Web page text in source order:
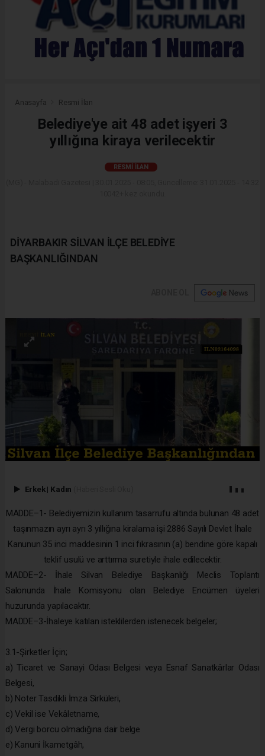
Anasayfa Resmi İlan
Belediye'ye ait 48 adet işyeri 3
yıllığına kiraya verilecektir
RESMI İLAN
DİYARBAKIR SİLVAN İLÇE BELEDİYE
BAŞKANLIĞINDAN
Erkek | Kadın
MADDE–1- Belediyemizin kullanım tasarrufu altında bulunan 48 adet
taşınmazın ayrı ayrı 3 yıllığına kiralama işi 2886 Sayılı Devlet İhale
Kanunun 35 inci maddesinin 1 inci fıkrasının (a) bendine göre kapalı
teklif usulü ve arttırma suretiyle ihale edilecektir.
MADDE–2- İhale Silvan Belediye Başkanlığı Meclis Toplantı
Salonunda İhale Komisyonu olan Belediye Encümen üyeleri
huzurunda yapılacaktır.
MADDE–3-İhaleye katılan isteklilerden istenecek belgeler;
3.1-Şirketler İçin;
a) Ticaret ve Sanayi Odası Belgesi veya Esnaf Sanatkârlar Odası
Belgesi,
b) Noter Tasdikli İmza Sirküleri,
c) Vekil ise Vekâletname,
d) Vergi borcu olmadığına dair belge
e) Kanuni İkametgâh,